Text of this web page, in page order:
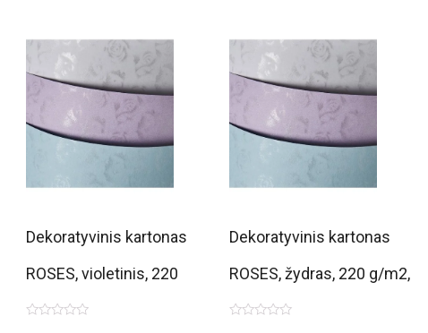
Dekoratyvinis kartonas
ROSES, violetinis, 220
g/m2, A4, 20 lapų
Dekoratyvinis kartonas
ROSES, žydras, 220 g/m2,
A4, 20 lapų